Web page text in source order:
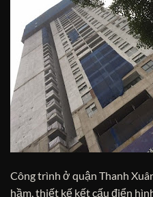
Công trình ở quận Thanh
hầm, thiết kế kết cấu điển